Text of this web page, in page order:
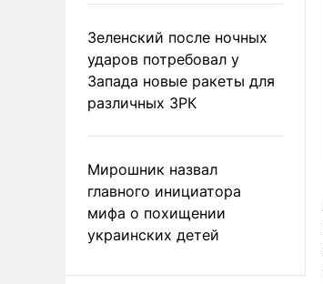
Зеленский после ночных
ударов потребовал у
Запада новые ракеты для
различных ЗРК
Мирошник назвал
главного инициатора
мифа о похищении
украинских детей